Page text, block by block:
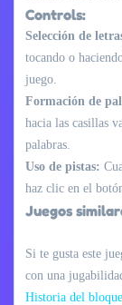
Controls:
Selección de
tocando o
juego.
Formación de
hacia las casillas
palabras.
Uso de pistas:
haz clic en el
Juegos
Si te gusta este
con una
Historia del